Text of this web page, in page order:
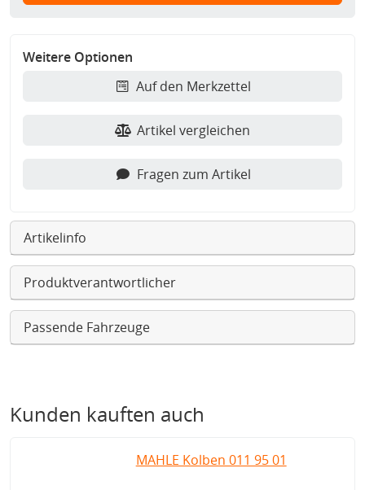
Weitere Optionen
Auf den Merkzettel
Artikel vergleichen
Fragen zum Artikel
Artikelinfo
Produktverantwortlicher
Passende Fahrzeuge
Kunden kauften auch
MAHLE Kolben 011 95 01